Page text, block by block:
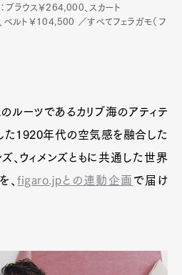
ラウス￥264,000、スカート
ルト￥104,500 ／すべてフェラガモ（フ
のルーツであるカリブ海のアティテ
した1920年代の空気感を融合した
、ウィメンズともに共通した世界
、figaro.jpとの連動企画 で届け